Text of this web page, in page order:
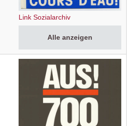
Link Sozialarchiv
Alle anzeigen